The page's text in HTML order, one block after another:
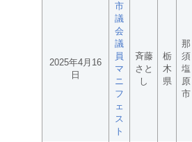
2025年4月16
日
市
議
会
議
員
マ
ニ
フ
ェ
ス
ト
斉藤
さと
し
栃
木
県
那
須
塩
原
市